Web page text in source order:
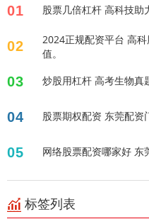
01 股票几倍杠杆 高科技助
02
2024正规配资平台 高
值。
03 炒股用杠杆 高考生物真
04 股票期权配资 东莞配资
05 网络股票配资哪家好 东
标签列表